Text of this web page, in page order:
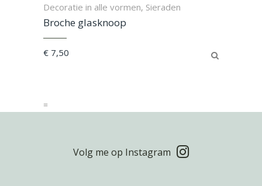
Decoratie in alle vormen, Sieraden
Broche glasknoop
€ 7,50
=
Volg me op Instagram